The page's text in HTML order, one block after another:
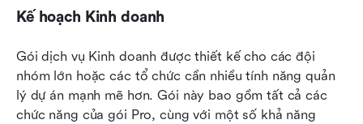
Kế hoạch Kinh doanh
Gói dịch vụ Kinh doanh được thiết kế cho các đội
nhóm lớn hoặc các tổ chức cần nhiều tính năng quản
lý dự án mạnh mẽ hơn. Gói này bao gồm tất cả các
chức năng của gói Pro, cùng với một số khả năng